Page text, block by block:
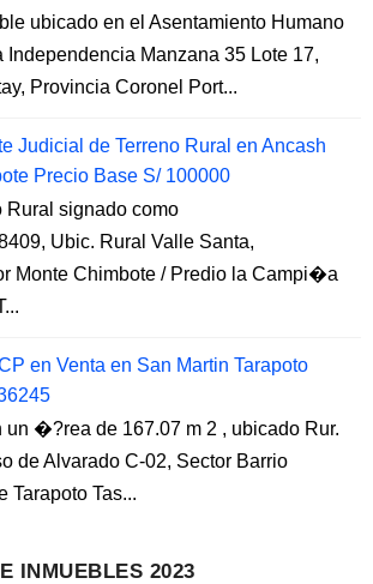
ubicado en el Asentamiento Humano
Independencia Manzana 35 Lote 17,
Provincia Coronel Port...
Judicial de Terreno Rural en Ancash
Precio Base S/ 100000
Rural signado como
Ubic. Rural Valle Santa,
Monte Chimbote / Predio la Campi�a
en Venta en San Martin Tarapoto
un �?rea de 167.07 m 2 , ubicado Rur.
de Alvarado C-02, Sector Barrio
Tarapoto Tas...
INMUEBLES 2023